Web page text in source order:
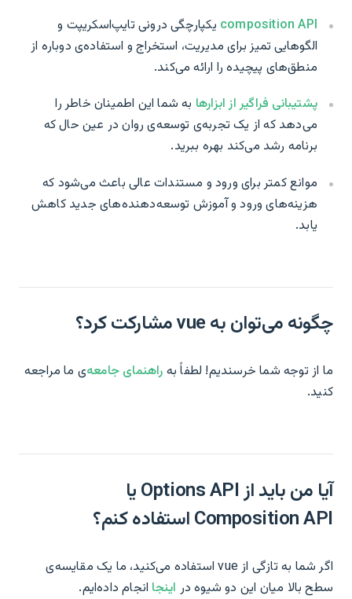
composition API یکپارچگی درونی تایپ‌اسکریپت و
الگوهایی تمیز برای مدیریت، استخراج و استفاده‌ی دوباره از
منطق‌های پیچیده را ارائه می‌کند.
پشتیبانی فراگیر از ابزارها به شما این اطمینان خاطر را
می‌دهد که از یک تجربه‌ی توسعه‌ی روان در عین حال که
برنامه رشد می‌کند بهره ببرید.
موانع کمتر برای ورود و مستندات عالی باعث می‌شود که
هزینه‌های ورود و آموزش توسعه‌دهنده‌های جدید کاهش
یابد.
چگونه می‌توان به vue مشارکت کرد؟
ما از توجه شما خرسندیم! لطفاً به راهنمای جامعه‌ی ما مراجعه
کنید.
آیا من باید از Options API یا
Composition API استفاده کنم؟
اگر شما به تازگی از vue استفاده می‌کنید، ما یک مقایسه‌ی
سطح بالا میان این دو شیوه در اینجا انجام داده‌ایم.